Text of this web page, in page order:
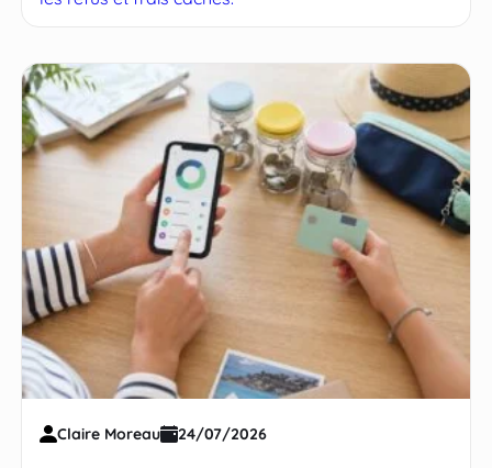
Claire Moreau 24/07/2026